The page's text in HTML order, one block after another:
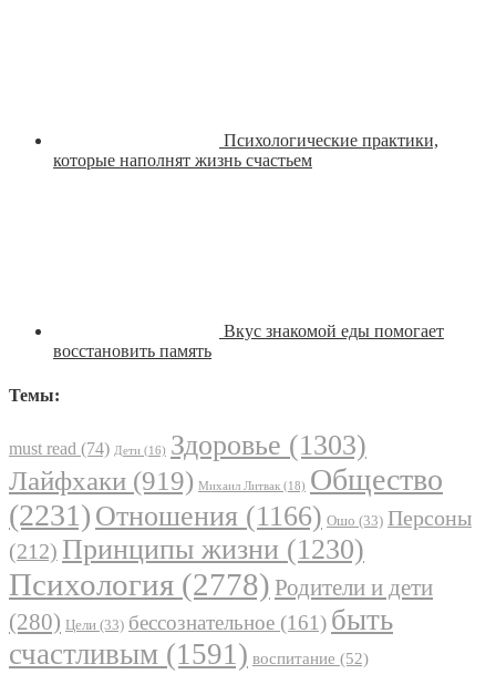
Психологические практики,
которые наполнят жизнь счастьем
Вкус знакомой еды помогает
восстановить память
Темы:
must read (74) Дети (16) Здоровье (1303)
Лайфхаки (919) Михаил Литвак (18) Общество
(2231) Отношения (1166) Ошо (33) Персоны
(212) Принципы жизни (1230)
Психология (2778) Родители и дети
(280) Цели (33) бессознательное (161) быть
счастливым (1591) воспитание (52)